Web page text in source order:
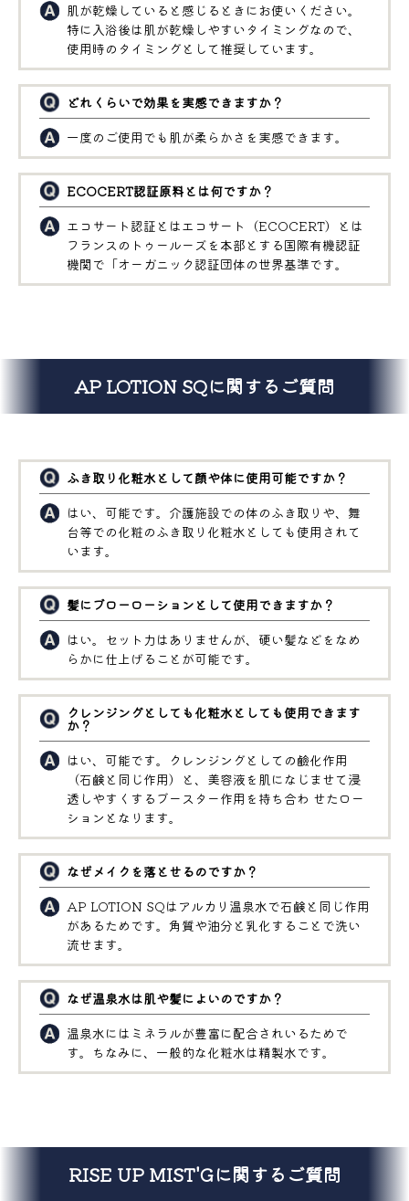
肌が乾燥していると感じるときにお使いください。
特に入浴後は肌が乾燥しやすいタイミングなので、
使用時のタイミングとして推奨しています。
どれくらいで効果を実感できますか？
一度のご使用でも肌が柔らかさを実感できます。
ECOCERT認証原料とは何ですか？
エコサート認証とはエコサート（ECOCERT）とは
フランスのトゥールーズを本部とする国際有機認証
機関で「オーガニック認証団体の世界基準です。
AP LOTION SQに関するご質問
ふき取り化粧水として顔や体に使用可能ですか？
はい、可能です。介護施設での体のふき取りや、舞
台等での化粧のふき取り化粧水としても使用されて
います。
髪にブローローションとして使用できますか？
はい。セット力はありませんが、硬い髪などをなめ
らかに仕上げることが可能です。
クレンジングとしても化粧水としても使用できます
か？
はい、可能です。クレンジングとしての鹼化作用
（石鹸と同じ作用）と、美容液を肌になじませて浸
透しやすくするブースター作用を持ち合わ せたロー
ションとなります。
なぜメイクを落とせるのですか？
AP LOTION SQはアルカリ温泉水で石鹸と同じ作用
があるためです。角質や油分と乳化することで洗い
流せます。
なぜ温泉水は肌や髪によいのですか？
温泉水にはミネラルが豊富に配合されいるためで
す。ちなみに、一般的な化粧水は精製水です。
RISE UP MIST'Gに関するご質問